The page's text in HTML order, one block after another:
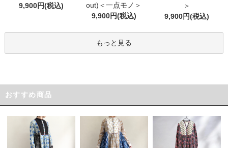
9,900円(税込)
out)＜一点モノ＞
9,900円(税込)
＞
9,900円(税込)
もっと見る
おすすめ商品